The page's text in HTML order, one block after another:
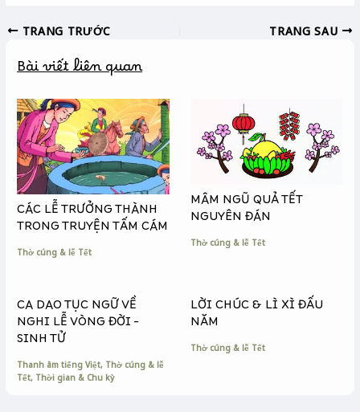
e
o
k
s
n
e
r
y
i
k
TRANG TRƯỚC TRANG SAU
Bài viết liên quan
CÁC LỄ TRƯỞNG THÀNH
TRONG TRUYỆN TẤM CÁM
Thờ cúng & lễ Tết
MÂM NGŨ QUẢ TẾT
NGUYÊN ĐÁN
Thờ cúng & lễ Tết
CA DAO TỤC NGỮ VỀ
NGHI LỄ VÒNG ĐỜI –
SINH TỬ
Thanh âm tiếng Việt, Thờ cúng & lễ
Tết, Thời gian & Chu kỳ
LỜI CHÚC & LÌ XÌ ĐẤU
NĂM
Thờ cúng & lễ Tết